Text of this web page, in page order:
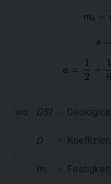
wo: GSI -
D -
m -